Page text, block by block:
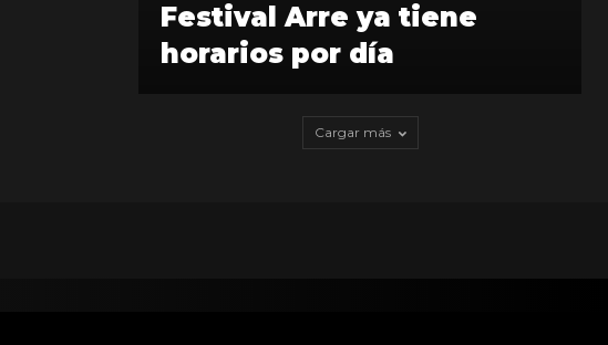
Festival Arre ya tiene
horarios por día
Cargar más